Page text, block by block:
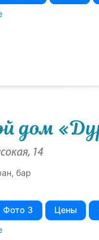
дом
14
бар
Фото 3 Цены